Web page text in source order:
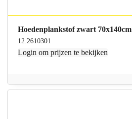
Hoedenplankstof zwart 70x140cm
12.2610301
Login om prijzen te bekijken